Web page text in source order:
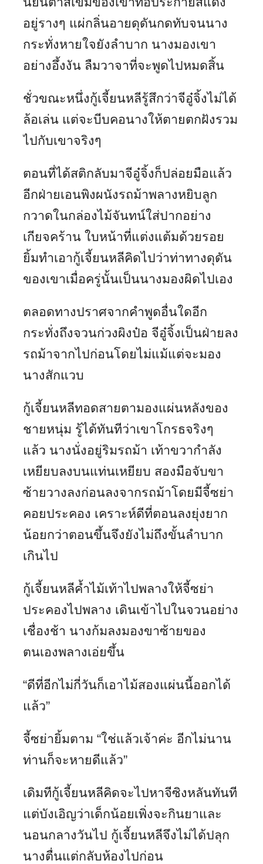
อยู่รางๆ แผ่กลิ่นอายดุดันกดทับจนนาง
กระทั่งหายใจยังลำบาก นางมองเขา
อย่างอึ้งงัน ลืมวาจาที่จะพูดไปหมดสิ้น
ชั่วขณะหนึ่งกู้เจี้ยนหลีรู้สึกว่าจีอู๋จิ้งไม่ได้
ล้อเล่น แต่จะบีบคอนางให้ตายตกฝังรวม
ไปกับเขาจริงๆ
ตอนที่ได้สติกลับมาจีอู๋จิ้งก็ปล่อยมือแล้ว
อีกฝ่ายเอนพิงผนังรถม้าพลางหยิบลูก
กวาดในกล่องไม้จันทน์ใส่ปากอย่าง
เกียจคร้าน ใบหน้าที่แต่งแต้มด้วยรอย
ยิ้มทำเอากู้เจี้ยนหลีคิดไปว่าท่าทางดุดัน
ของเขาเมื่อครู่นั้นเป็นนางมองผิดไปเอง
ตลอดทางปราศจากคำพูดอื่นใดอีก
กระทั่งถึงจวนก่วงผิงป๋อ จีอู๋จิ้งเป็นฝ่ายลง
รถม้าจากไปก่อนโดยไม่แม้แต่จะมอง
นางสักแวบ
กู้เจี้ยนหลีทอดสายตามองแผ่นหลังของ
ชายหนุ่ม รู้ได้ทันทีว่าเขาโกรธจริงๆ
แล้ว นางนั่งอยู่ริมรถม้า เท้าขวากำลัง
เหยียบลงบนแท่นเหยียบ สองมือจับขา
ซ้ายวางลงก่อนลงจากรถม้าโดยมีจี้ซย่า
คอยประคอง เคราะห์ดีที่ตอนลงยุ่งยาก
น้อยกว่าตอนขึ้นจึงยังไม่ถึงขั้นลำบาก
เกินไป
กู้เจี้ยนหลีค้ำไม้เท้าไปพลางให้จี้ซย่า
ประคองไปพลาง เดินเข้าไปในจวนอย่าง
เชื่องช้า นางก้มลงมองขาซ้ายของ
ตนเองพลางเอ่ยขึ้น
“ดีที่อีกไม่กี่วันก็เอาไม้สองแผ่นนี้ออกได้
แล้ว”
จี้ซย่ายิ้มตาม “ใช่แล้วเจ้าค่ะ อีกไม่นาน
ท่านก็จะหายดีแล้ว”
เดิมทีกู้เจี้ยนหลีคิดจะไปหาจีซิงหลันทันที
แต่บังเอิญว่าเด็กน้อยเพิ่งจะกินยาและ
นอนกลางวันไป กู้เจี้ยนหลีจึงไม่ได้ปลุก
นางตื่นแต่กลับห้องไปก่อน